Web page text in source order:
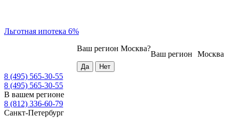
Льготная ипотека 6%
Москва
Ваш регион
Ваш регион Москва?
8 (495) 565-30-55
8 (495) 565-30-55
В вашем регионе
8 (812) 336-60-79
Санкт-Петербург